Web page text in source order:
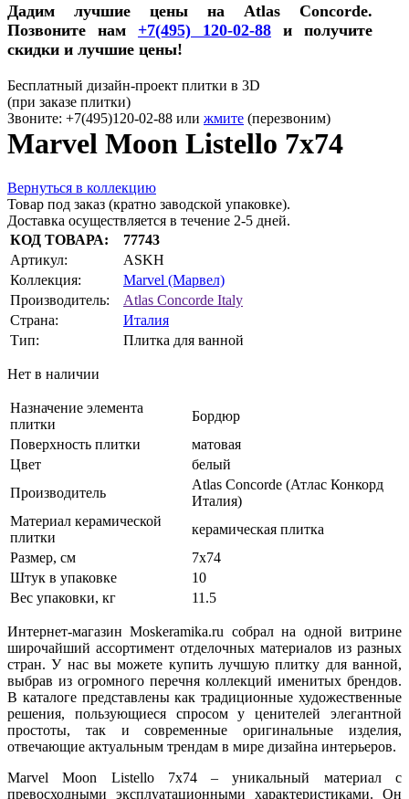
Дадим лучшие цены на Atlas Concorde.
Позвоните нам +7(495) 120-02-88 и получите
скидки и лучшие цены!
Бесплатный дизайн-проект плитки в 3D
(при заказе плитки)
Звоните: +7(495)120-02-88 или жмите (перезвоним)
Marvel Moon Listello 7x74
Вернуться в коллекцию
Товар под заказ (кратно заводской упаковке).
Доставка осуществляется в течение 2-5 дней.
КОД ТОВАРА:
77743
Артикул:
ASKH
Коллекция:
Marvel (Марвел)
Производитель:
Atlas Concorde Italy
Страна:
Италия
Тип:
Плитка для ванной
Нет в наличии
Назначение элемента
плитки
Бордюр
Поверхность плитки
матовая
Цвет
белый
Производитель
Atlas Concorde (Атлас Конкорд
Италия)
Материал керамической
плитки
керамическая плитка
Размер, см
7x74
Штук в упаковке
10
Вес упаковки, кг
11.5
Интернет-магазин Moskeramika.ru собрал на одной витрине
широчайший ассортимент отделочных материалов из разных
стран. У нас вы можете купить лучшую плитку для ванной,
выбрав из огромного перечня коллекций именитых брендов.
В каталоге представлены как традиционные художественные
решения, пользующиеся спросом у ценителей элегантной
простоты, так и современные оригинальные изделия,
отвечающие актуальным трендам в мире дизайна интерьеров.
Marvel Moon Listello 7x74 – уникальный материал с
превосходными эксплуатационными характеристиками. Он